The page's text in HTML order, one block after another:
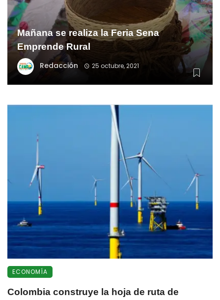
Mañana se realiza la Feria Sena
Emprende Rural
Redacción 25 octubre, 2021
ECONOMÍA
Colombia construye la hoja de ruta de